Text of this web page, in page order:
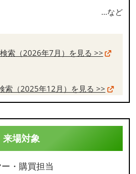
…など
検索（2026年7月）を見る >>
索（2025年12月）を見る >>
来場対象
・購買担当